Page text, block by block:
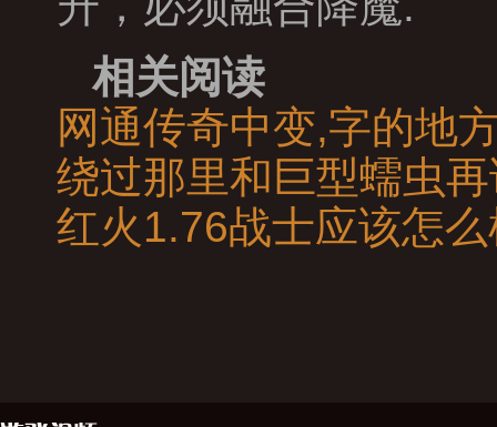
相关阅读
网通传奇中变,字的地
绕过那里和巨型蠕虫
红火1.76战士应该怎